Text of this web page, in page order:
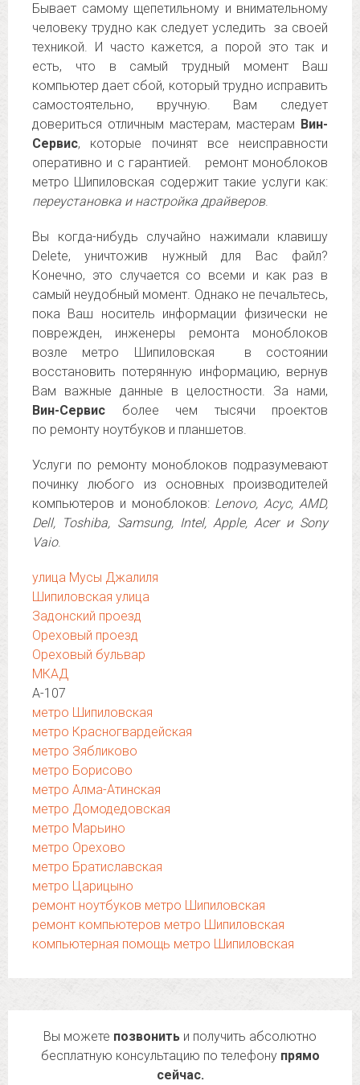
Бывает самому щепетильному и внимательному
человеку трудно как следует уследить за своей
техникой. И часто кажется, а порой это так и
есть, что в самый трудный момент Ваш
компьютер дает сбой, который трудно исправить
самостоятельно, вручную. Вам следует
довериться отличным мастерам, мастерам Вин-
Сервис, которые починят все неисправности
оперативно и с гарантией. ремонт моноблоков
метро Шипиловская содержит такие услуги как:
переустановка и настройка драйверов.
Вы когда-нибудь случайно нажимали клавишу
Delete, уничтожив нужный для Вас файл?
Конечно, это случается со всеми и как раз в
самый неудобный момент. Однако не печальтесь,
пока Ваш носитель информации физически не
поврежден, инженеры ремонта моноблоков
возле метро Шипиловская в состоянии
восстановить потерянную информацию, вернув
Вам важные данные в целостности. За нами,
Вин-Сервис более чем тысячи проектов
по ремонту ноутбуков и планшетов.
Услуги по ремонту моноблоков подразумевают
починку любого из основных производителей
компьютеров и моноблоков: Lenovo, Асус, AMD,
Dell, Toshiba, Samsung, Intel, Apple, Acer и Sony
Vaio.
улица Мусы Джалиля
Шипиловская улица
Задонский проезд
Ореховый проезд
Ореховый бульвар
МКАД
А-107
метро Шипиловская
метро Красногвардейская
метро Зябликово
метро Борисово
метро Алма-Атинская
метро Домодедовская
метро Марьино
метро Орехово
метро Братиславская
метро Царицыно
ремонт ноутбуков метро Шипиловская
ремонт компьютеров метро Шипиловская
компьютерная помощь метро Шипиловская
Вы можете позвонить и получить абсолютно
бесплатную консультацию по телефону прямо
сейчас.